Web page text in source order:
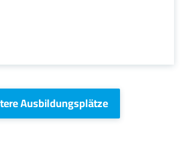
Ausbildungsplätze